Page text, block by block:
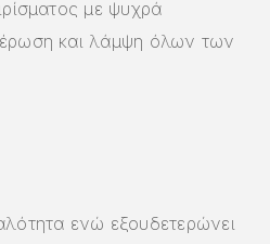
με ψυχρά
και λάμψη όλων των
ενώ εξουδετερώνει